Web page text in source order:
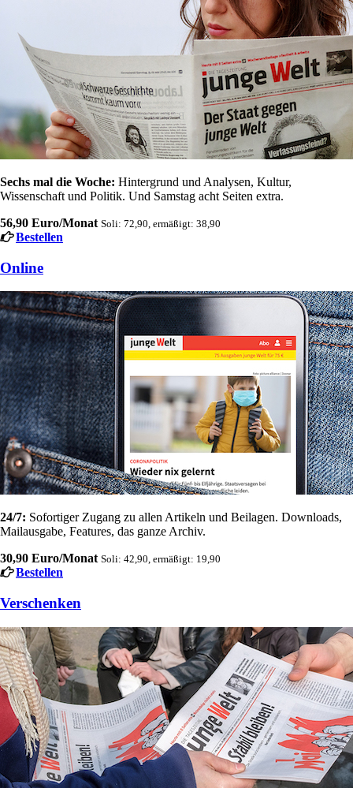
Sechs mal die Woche: Hintergrund und Analysen, Kultur,
Wissenschaft und Politik. Und Samstag acht Seiten extra.
56,90 Euro/Monat Soli: 72,90, ermäßigt: 38,90
Bestellen
Online
24/7: Sofortiger Zugang zu allen Artikeln und Beilagen. Downloads,
Mailausgabe, Features, das ganze Archiv.
30,90 Euro/Monat Soli: 42,90, ermäßigt: 19,90
Bestellen
Verschenken